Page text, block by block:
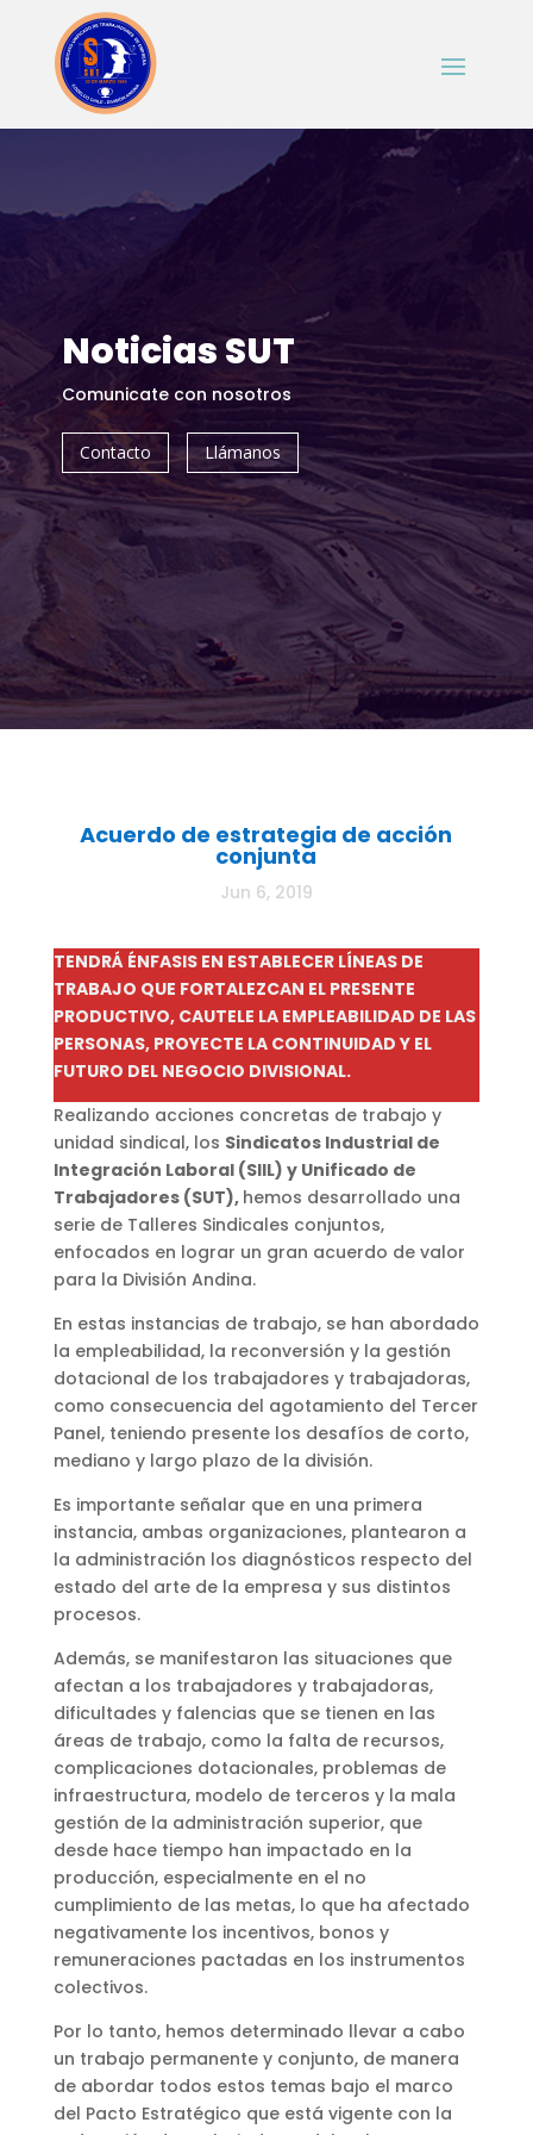
Noticias SUT
Comunicate con nosotros
Contacto Llámanos
Acuerdo de estrategia de acción
conjunta
Jun 6, 2019
TENDRÁ ÉNFASIS EN ESTABLECER LÍNEAS DE
TRABAJO QUE FORTALEZCAN EL PRESENTE
PRODUCTIVO, CAUTELE LA EMPLEABILIDAD DE LAS
PERSONAS, PROYECTE LA CONTINUIDAD Y EL
FUTURO DEL NEGOCIO DIVISIONAL.
Realizando acciones concretas de trabajo y
unidad sindical, los Sindicatos Industrial de
Integración Laboral (SIIL) y Unificado de
Trabajadores (SUT), hemos desarrollado una
serie de Talleres Sindicales conjuntos,
enfocados en lograr un gran acuerdo de valor
para la División Andina.
En estas instancias de trabajo, se han abordado
la empleabilidad, la reconversión y la gestión
dotacional de los trabajadores y trabajadoras,
como consecuencia del agotamiento del Tercer
Panel, teniendo presente los desafíos de corto,
mediano y largo plazo de la división.
Es importante señalar que en una primera
instancia, ambas organizaciones, plantearon a
la administración los diagnósticos respecto del
estado del arte de la empresa y sus distintos
procesos.
Además, se manifestaron las situaciones que
afectan a los trabajadores y trabajadoras,
dificultades y falencias que se tienen en las
áreas de trabajo, como la falta de recursos,
complicaciones dotacionales, problemas de
infraestructura, modelo de terceros y la mala
gestión de la administración superior, que
desde hace tiempo han impactado en la
producción, especialmente en el no
cumplimiento de las metas, lo que ha afectado
negativamente los incentivos, bonos y
remuneraciones pactadas en los instrumentos
colectivos.
Por lo tanto, hemos determinado llevar a cabo
un trabajo permanente y conjunto, de manera
de abordar todos estos temas bajo el marco
del Pacto Estratégico que está vigente con la